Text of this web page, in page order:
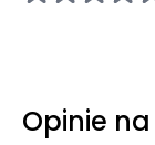
Opinie